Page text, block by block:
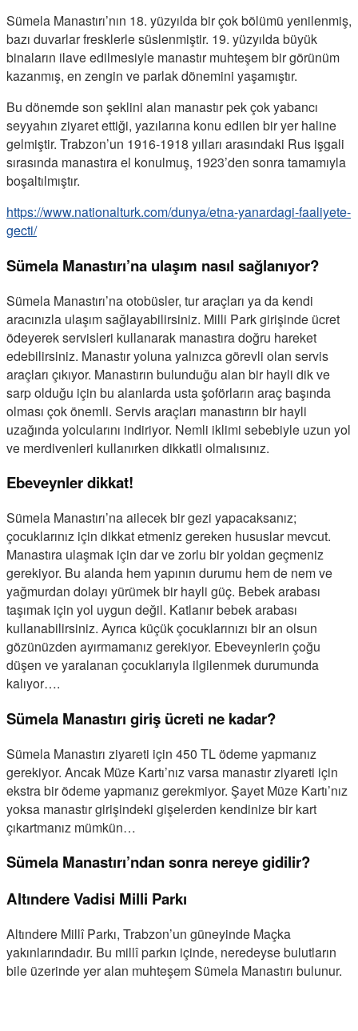
Sümela Manastırı’nın 18. yüzyılda bir çok bölümü yenilenmiş,
bazı duvarlar fresklerle süslenmiştir. 19. yüzyılda büyük
binaların ilave edilmesiyle manastır muhteşem bir görünüm
kazanmış, en zengin ve parlak dönemini yaşamıştır.
Bu dönemde son şeklini alan manastır pek çok yabancı
seyyahın ziyaret ettiği, yazılarına konu edilen bir yer haline
gelmiştir. Trabzon’un 1916-1918 yılları arasındaki Rus işgali
sırasında manastıra el konulmuş, 1923’den sonra tamamıyla
boşaltılmıştır.
https://www.nationalturk.com/dunya/etna-yanardagi-faaliyete-
gecti/
Sümela Manastırı’na ulaşım nasıl sağlanıyor?
Sümela Manastırı’na otobüsler, tur araçları ya da kendi
aracınızla ulaşım sağlayabilirsiniz. Milli Park girişinde ücret
ödeyerek servisleri kullanarak manastıra doğru hareket
edebilirsiniz. Manastır yoluna yalnızca görevli olan servis
araçları çıkıyor. Manastırın bulunduğu alan bir hayli dik ve
sarp olduğu için bu alanlarda usta şoförların araç başında
olması çok önemli. Servis araçları manastırın bir hayli
uzağında yolcularını indiriyor. Nemli iklimi sebebiyle uzun yol
ve merdivenleri kullanırken dikkatli olmalısınız.
Ebeveynler dikkat!
Sümela Manastırı’na ailecek bir gezi yapacaksanız;
çocuklarınız için dikkat etmeniz gereken hususlar mevcut.
Manastıra ulaşmak için dar ve zorlu bir yoldan geçmeniz
gerekiyor. Bu alanda hem yapının durumu hem de nem ve
yağmurdan dolayı yürümek bir hayli güç. Bebek arabası
taşımak için yol uygun değil. Katlanır bebek arabası
kullanabilirsiniz. Ayrıca küçük çocuklarınızı bir an olsun
gözünüzden ayırmamanız gerekiyor. Ebeveynlerin çoğu
düşen ve yaralanan çocuklarıyla ilgilenmek durumunda
kalıyor….
Sümela Manastırı giriş ücreti ne kadar?
Sümela Manastırı ziyareti için 450 TL ödeme yapmanız
gerekiyor. Ancak Müze Kartı’nız varsa manastır ziyareti için
ekstra bir ödeme yapmanız gerekmiyor. Şayet Müze Kartı’nız
yoksa manastır girişindeki gişelerden kendinize bir kart
çıkartmanız mümkün…
Sümela Manastırı’ndan sonra nereye gidilir?
Altındere Vadisi Milli Parkı
Altındere Millî Parkı, Trabzon’un güneyinde Maçka
yakınlarındadır. Bu millî parkın içinde, neredeyse bulutların
bile üzerinde yer alan muhteşem Sümela Manastırı bulunur.